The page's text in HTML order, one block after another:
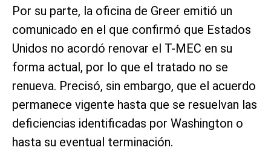
Por su parte, la oficina de Greer emitió un
comunicado en el que confirmó que Estados
Unidos no acordó renovar el T-MEC en su
forma actual, por lo que el tratado no se
renueva. Precisó, sin embargo, que el acuerdo
permanece vigente hasta que se resuelvan las
deficiencias identificadas por Washington o
hasta su eventual terminación.